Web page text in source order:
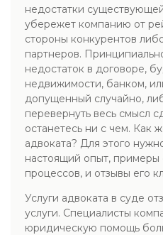
недостатки
убережет компанию от
стороны конкурентов
партнеров.
недостаток в договоре,
недвижимости, банком,
допущенный случайно,
перевернуть весь смысл
останетесь ни с чем. Как
адвоката? Для этого
настоящий опыт, примеры
процессов, и отзывы его
Услуги адвоката в суде
услуги. Специалисты
юридическую помощь